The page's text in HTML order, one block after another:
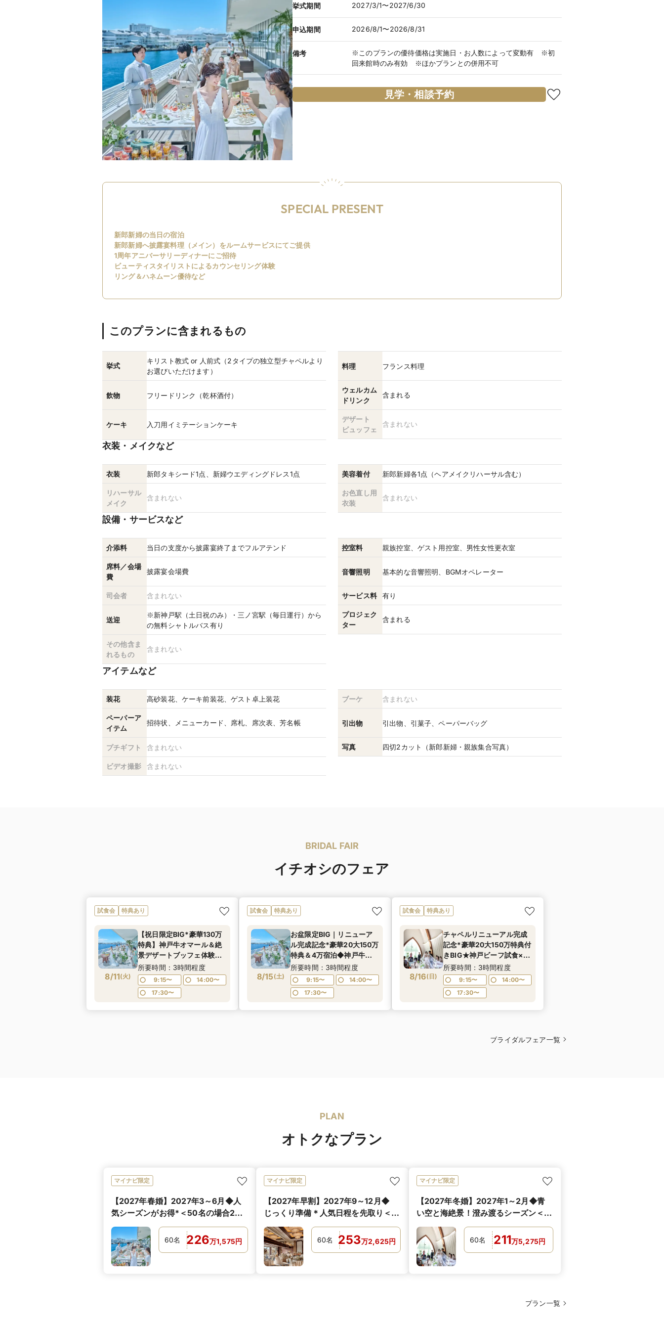
挙式期間 2027/3/1〜2027/6/30
申込期間 2026/8/1〜2026/8/31
備考
※このプランの優待価格は実施日・お人数によって変動有 ※初
回来館時のみ有効 ※ほかプランとの併用不可
見学・相談予約
SPECIAL PRESENT
新郎新婦の当日の宿泊
新郎新婦へ披露宴料理（メイン）をルームサービスにてご提供
1周年アニバーサリーディナーにご招待
ビューティスタイリストによるカウンセリング体験
リング＆ハネムーン優待など
このプランに含まれるもの
挙式
キリスト教式 or 人前式（2タイプの独立型チャペルより
お選びいただけます）
料理 フランス料理
飲物 フリードリンク（乾杯酒付）
ウェルカム
ドリンク
含まれる
ケーキ 入刀用イミテーションケーキ
デザート
ビュッフェ
含まれない
衣装・メイクなど
衣装 新郎タキシード1点、新婦ウエディングドレス1点 美容着付 新郎新婦各1点（ヘアメイクリハーサル含む）
リハーサル
メイク
含まれない
お色直し用
衣装
含まれない
設備・サービスなど
介添料 当日の支度から披露宴終了までフルアテンド 控室料 親族控室、ゲスト用控室、男性女性更衣室
席料／会場
費
披露宴会場費 音響照明 基本的な音響照明、BGMオペレーター
司会者 含まれない サービス料 有り
送迎
※新神戸駅（土日祝のみ）・三ノ宮駅（毎日運行）から
の無料シャトルバス有り
プロジェク
ター
含まれる
その他含ま
れるもの
含まれない
アイテムなど
装花 高砂装花、ケーキ前装花、ゲスト卓上装花 ブーケ 含まれない
ペーパーア
イテム
招待状、メニューカード、席札、席次表、芳名帳 引出物 引出物、引菓子、ペーパーバッグ
プチギフト 含まれない 写真 四切2カット（新郎新婦・親族集合写真）
ビデオ撮影 含まれない
BRIDAL FAIR
イチオシのフェア
試食会 特典あり
8/11(火)
【祝日限定BIG*豪華130万
特典】神戸牛オマール＆絶
景デザートブッフェ体験×
憧れドレス見学★1件目来館
限定で4万円相当ペア宿泊
券プレゼント≪マイナビ限
定特典あり≫
所要時間：3時間程度
9:15〜
14:00〜
17:30〜
試食会 特典あり
8/15(土)
お盆限定BIG｜リニューア
ル完成記念*豪華20大150万
特典＆4万宿泊◆神戸牛＆
オマール試食★1件目来館限
定で4万円相当ペア宿泊券
プレゼント★≪マイナビ限
定特典あり≫
所要時間：3時間程度
9:15〜
14:00〜
17:30〜
試食会 特典あり
8/16( 日)
チャペルリニューアル完成
記念*豪華20大150万特典付
きBIG★神戸ビーフ試食×感
動挙式体験★1件目来館限定
で4万円相当ペア宿泊券プ
レゼント★≪マイナビ限定
特典あり≫
所要時間：3時間程度
9:15〜
14:00〜
17:30〜
ブライダルフェア一覧
PLAN
オトクなプラン
マイナビ限定
【2027年春婚】2027年3～6月◆人
気シーズンがお得*＜50名の場合202
万円～＞
60名 226万1,575円
マイナビ限定
【2027年早割】2027年9～12月◆
じっくり準備＊人気日程を先取り＜
50名の場合229万円～＞
60名 253万2,625円
マイナビ限定
【2027年冬婚】2027年1～2月◆青
い空と海絶景！澄み渡るシーズン＜
50名の場合188万円～＞
60名 211万5,275円
プラン一覧